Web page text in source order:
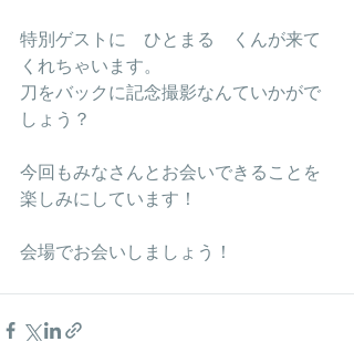
特別ゲストに　ひとまる　くんが来て
くれちゃいます。
刀をバックに記念撮影なんていかがで
しょう？
今回もみなさんとお会いできることを
楽しみにしています！
会場でお会いしましょう！